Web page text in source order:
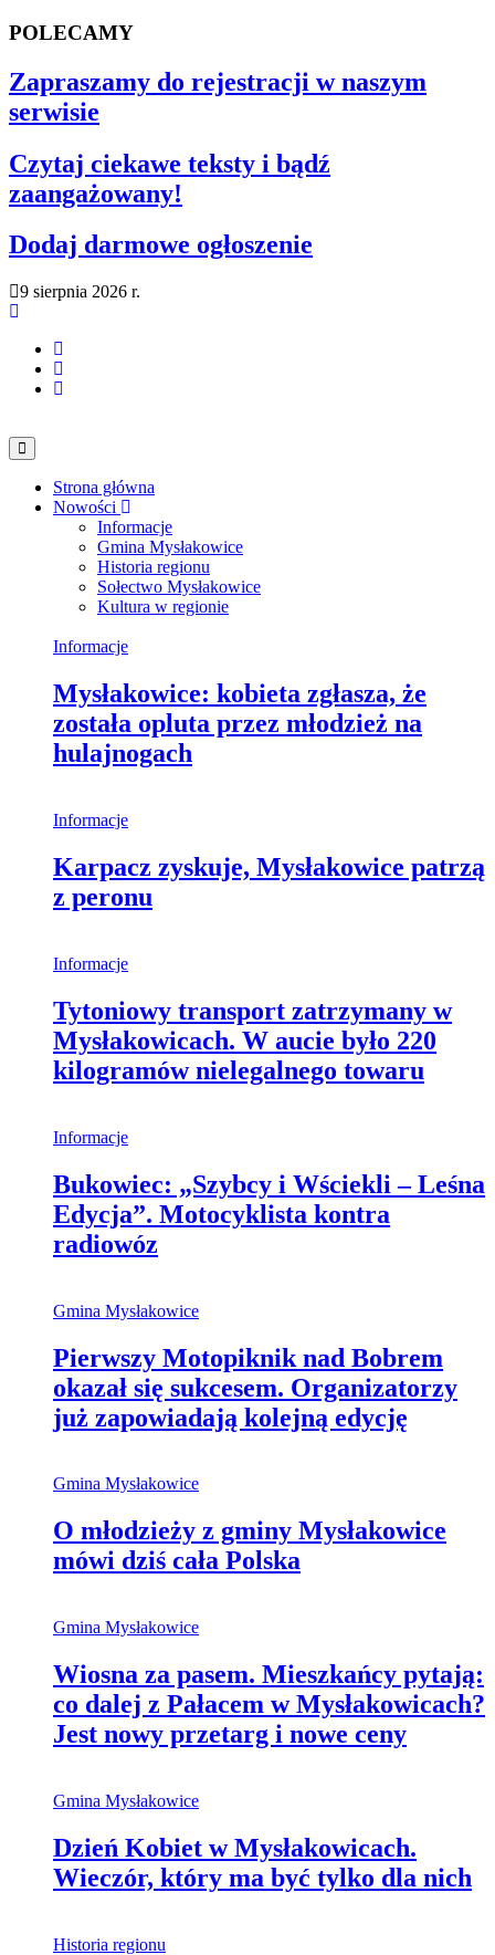
POLECAMY
Zapraszamy do rejestracji w naszym
serwisie
Czytaj ciekawe teksty i bądź
zaangażowany!
Dodaj darmowe ogłoszenie
9 sierpnia 2026 r.
Strona główna
Nowości
Informacje
Gmina Mysłakowice
Historia regionu
Sołectwo Mysłakowice
Kultura w regionie
Informacje
Mysłakowice: kobieta zgłasza, że
została opluta przez młodzież na
hulajnogach
Informacje
Karpacz zyskuje, Mysłakowice patrzą
z peronu
Informacje
Tytoniowy transport zatrzymany w
Mysłakowicach. W aucie było 220
kilogramów nielegalnego towaru
Informacje
Bukowiec: „Szybcy i Wściekli – Leśna
Edycja”. Motocyklista kontra
radiowóz
Gmina Mysłakowice
Pierwszy Motopiknik nad Bobrem
okazał się sukcesem. Organizatorzy
już zapowiadają kolejną edycję
Gmina Mysłakowice
O młodzieży z gminy Mysłakowice
mówi dziś cała Polska
Gmina Mysłakowice
Wiosna za pasem. Mieszkańcy pytają:
co dalej z Pałacem w Mysłakowicach?
Jest nowy przetarg i nowe ceny
Gmina Mysłakowice
Dzień Kobiet w Mysłakowicach.
Wieczór, który ma być tylko dla nich
Historia regionu